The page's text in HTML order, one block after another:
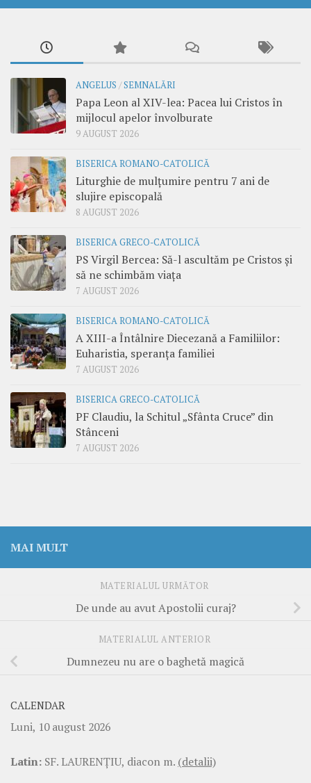
ANGELUS /SEMNALĂRI
Papa Leon al XIV-lea: Pacea lui Cristos în
mijlocul apelor învolburate
9 AUGUST 2026
BISERICA ROMANO-CATOLICĂ
Liturghie de mulțumire pentru 7 ani de
slujire episcopală
8 AUGUST 2026
BISERICA GRECO-CATOLICĂ
PS Virgil Bercea: Să-l ascultăm pe Cristos și
să ne schimbăm viața
7 AUGUST 2026
BISERICA ROMANO-CATOLICĂ
A XIII-a Întâlnire Diecezană a Familiilor:
Euharistia, speranța familiei
7 AUGUST 2026
BISERICA GRECO-CATOLICĂ
PF Claudiu, la Schitul „Sfânta Cruce” din
Stânceni
7 AUGUST 2026
MAI MULT
MATERIALUL URMĂTOR
De unde au avut Apostolii curaj?
MATERIALUL ANTERIOR
Dumnezeu nu are o baghetă magică
CALENDAR
Luni, 10 august 2026
Latin: SF. LAURENŢIU, diacon m. (detalii)